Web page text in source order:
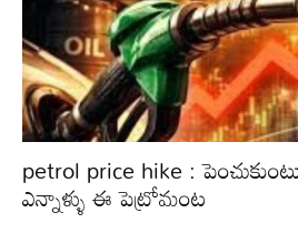
petrol price hike :
ఎన్నాళ్ళు ఈ పెట్రోమంట